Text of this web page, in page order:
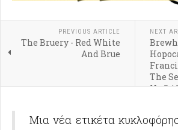
PREVIOUS ARTICLE
The Bruery - Red White
And Brue
NEXT
The
No.3 /
Μια νέα ετικέτα